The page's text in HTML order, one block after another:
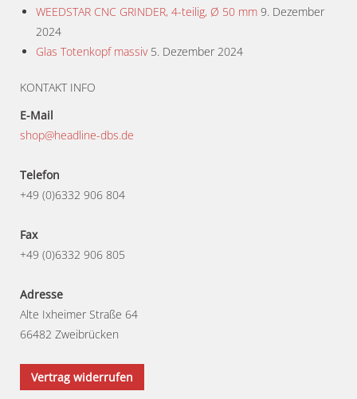
WEEDSTAR CNC GRINDER, 4-teilig, Ø 50 mm 9. Dezember
2024
Glas Totenkopf massiv 5. Dezember 2024
KONTAKT INFO
E-Mail
shop@headline-dbs.de
Telefon
+49 (0)6332 906 804
Fax
+49 (0)6332 906 805
Adresse
Alte Ixheimer Straße 64
66482 Zweibrücken
Vertrag widerrufen